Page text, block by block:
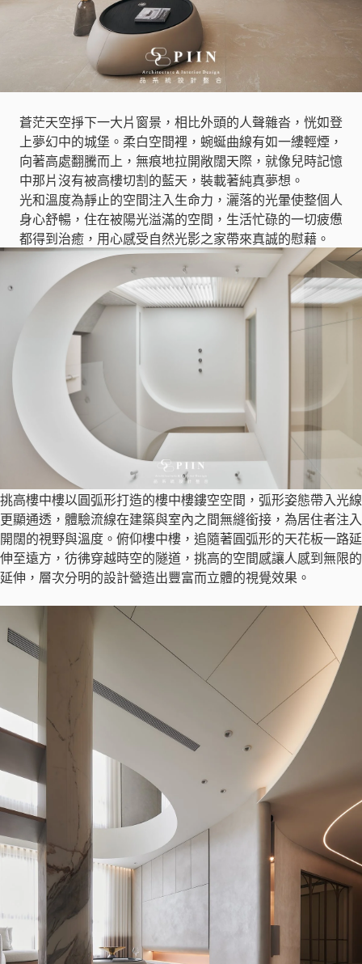
蒼茫天空掙下一大片窗景，相比外頭的人聲雜沓，恍如登
上夢幻中的城堡。柔白空間裡，蜿蜒曲線有如一縷輕煙，
向著高處翻騰而上，無痕地拉開敞闊天際，就像兒時記憶
中那片沒有被高樓切割的藍天，裝載著純真夢想。
光和溫度為靜止的空間注入生命力，灑落的光暈使整個人
身心舒暢，住在被陽光溢滿的空間，生活忙碌的一切疲憊
都得到治癒，用心感受自然光影之家帶來真誠的慰藉。
挑高樓中樓以圓弧形打造的樓中樓鏤空空間，弧形姿態帶入光線
更顯通透，體驗流線在建築與室內之間無縫銜接，為居住者注入
開闊的視野與溫度。俯仰樓中樓，追隨著圓弧形的天花板一路延
伸至遠方，彷彿穿越時空的隧道，挑高的空間感讓人感到無限的
延伸，層次分明的設計營造出豐富而立體的視覺效果。